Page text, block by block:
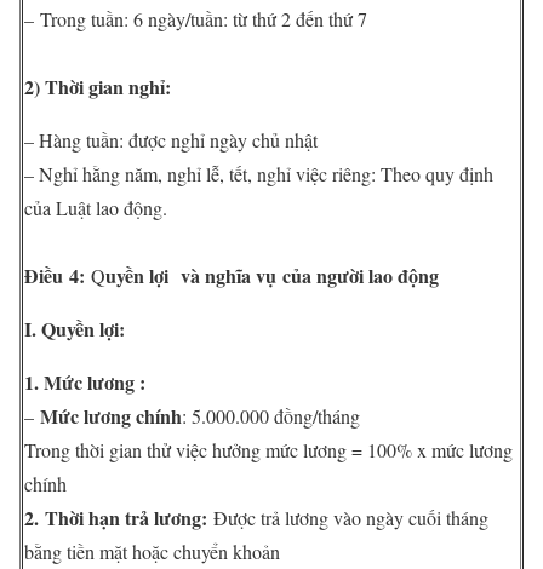
– Trong tuần: 6 ngày/tuần: từ thứ 2 đến thứ 7
2) Thời gian nghỉ:
– Hàng tuần: được nghỉ ngày chủ nhật
– Nghỉ hằng năm, nghỉ lễ, tết, nghỉ việc riêng: Theo quy định
của Luật lao động.
Điều 4: Quyền lợi và nghĩa vụ của người lao động
I. Quyền lợi:
1. Mức lương :
– Mức lương chính: 5.000.000 đồng/tháng
Trong thời gian thử việc hưởng mức lương = 100% x mức lương
chính
2. Thời hạn trả lương: Được trả lương vào ngày cuối tháng
bằng tiền mặt hoặc chuyển khoản